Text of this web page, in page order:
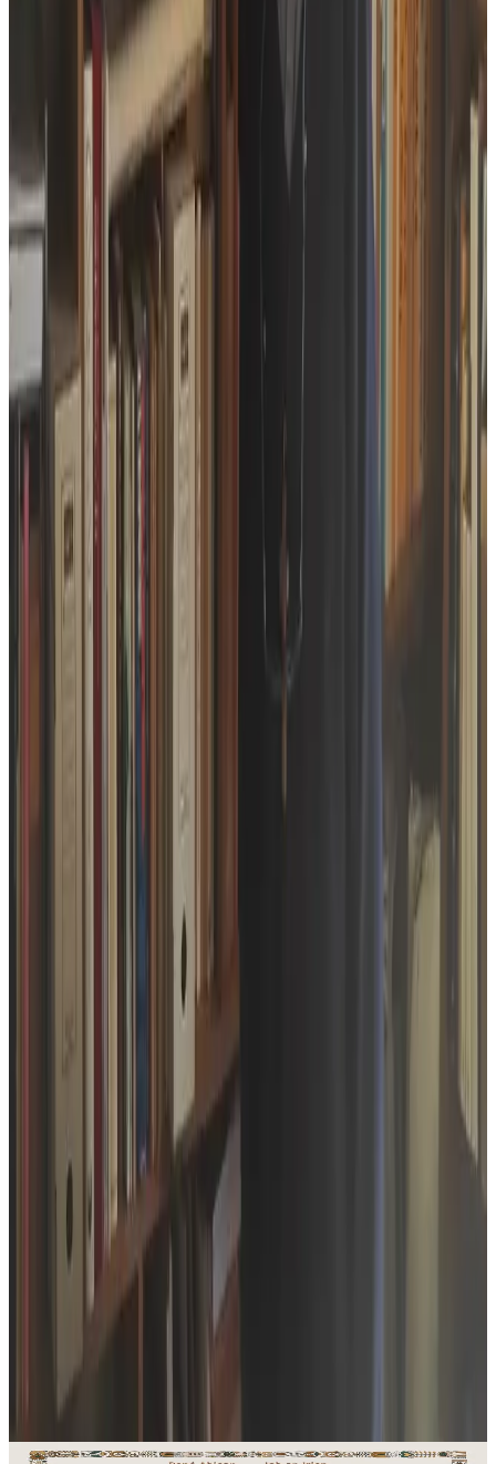
bihan ». Al levr-se a zo e-giz un test evit ar rummadoù da zont. « Me
‘m eus bet kalz plijadur o selaou an adenrolladenn » a ouzhpenn an
den war an oad, sederaet e vizaj. Un afer a stourm eo bet hag a
chom an deiz hag hirio an oberenn : « An dra-mañ ‘moa c’hoant da
skrivañ : sevel hor penn ».
Pa c’houlenner digant an den fur penaos e wel dazont sevenadur ar
vro : « Gouzout a ran e rank an holl bobloù keltiek en em skoazellañ
war ar poent-se, rak greun mat hon eus da resev digant ar broioù
keltiek all, ha ni moarvat da reiñ dezho ivez ». Ha, war ar poent-se,
Job en deus kendalc’het gant e hent : « Bep ploaz e ran ur pelerinaj
en Iwerzhon ». A-viskoazh eo bet Job an Irien un henchour d’an
dud « dedennet gant anaoudegezh speredelezh keltiek kristen ».
Gant ma vo didallaet al loan en amzer da zont !
Julien Meffre
Personnes en lien avec l'article
Produits en rapport
Bannoù-heol